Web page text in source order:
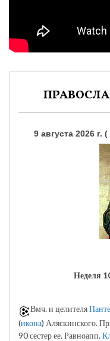
9 августа 2026 г.
Неделя
Вмч. и целителя
(икона) Аляскинского.
90 сестер ее. Равноапп.